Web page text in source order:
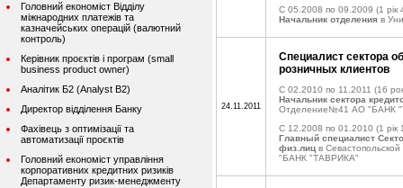
Головний економіст Відділу
міжнародних платежів та
казначейських операцій (валютний
контроль)
Керівник проєктів і програм (small
business product owner)
Аналітик Б2 (Analyst B2)
Директор відділення Банку
Фахівець з оптимізації та
автоматизації проєктів
Головний економіст управління
корпоративних кредитних ризиків
Департаменту ризик-менеджменту
C 05.2008 по 09.2009 (1 рік
Начальник отделения в
24.11.2011
Специалист сектора
розничных клиентов
C 02.2010 по 11.2011 (16
Начальник сектора
Отделение№41 АО "БАНК
C 12.2008 по 01.2010 (1 рік
Главный специалист
физ.лиц в
"БАНК "ТАВРИКА"